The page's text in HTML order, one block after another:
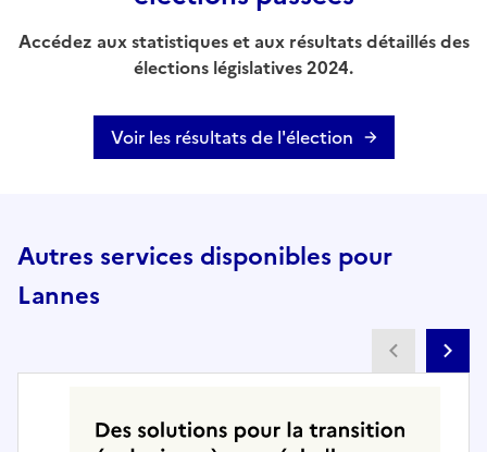
Accédez aux statistiques et aux résultats détaillés des
élections législatives 2024.
Voir les résultats de l'élection
Autres services disponibles pour
Lannes